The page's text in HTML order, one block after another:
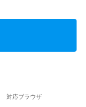
対応ブラウザ